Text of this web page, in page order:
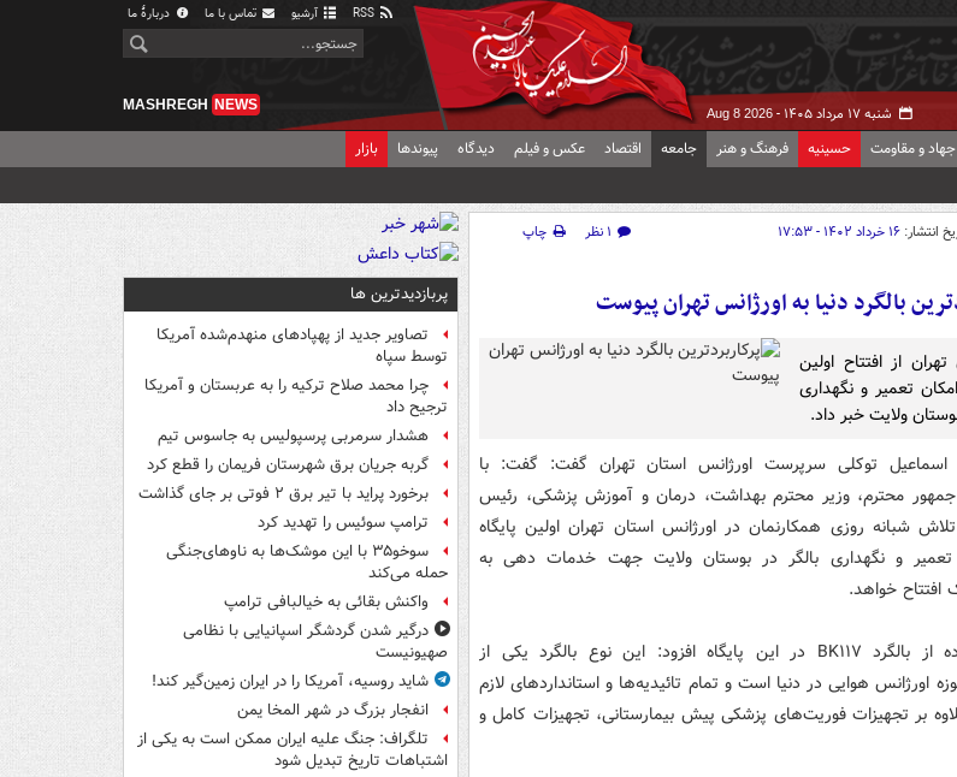
آرشیو تماس با ما دربارهٔ ما
شنبه ۱۷ مرداد ۱۴۰۵ - Aug 8 2026
MASHREGH NEWS
جهاد و مقاومت حسینیه فرهنگ و هنر جامعه اقتصاد عکس و فیلم دیدگاه پیوندها بازار
انتشار: ۱۶ خرداد ۱۴۰۲ - ۱۷:۵۳ ۱ نظر
چاپ
بالگرد دنیا به اورژانس تهران پیوست
از افتتاح اولین
تعمیر و نگهداری
ولایت خبر داد.
توکلی سرپرست اورژانس استان تهران گفت: گفت: با
محترم، وزیر محترم بهداشت، درمان و آموزش پزشکی، رئیس
شبانه روزی همکارنمان در اورژانس استان تهران اولین پایگاه
تعمیر و نگهداری بالگر در بوستان ولایت جهت خدمات دهی به
افتتاح خواهد.
توکلی با اشاره به استفاده از بالگرد BK۱۱۷ در این پایگاه افزود: این نوع بالگرد یکی از
اورژانس هوایی در دنیا است و تمام تائیدیه‌ها و استانداردهای لازم
بر تجهیزات فوریت‌های پزشکی پیش بیمارستانی، تجهیزات کامل و
پربازدیدترین ها
تصاویر جدید از پهپادهای منهدم‌شده آمریکا
توسط سپاه
چرا محمد صلاح ترکیه را به عربستان و آمریکا
ترجیح داد
هشدار سرمربی پرسپولیس به جاسوس تیم
گربه جریان برق شهرستان فریمان را قطع کرد
برخورد پراید با تیر برق ۲ فوتی بر جای گذاشت
ترامپ سوئیس را تهدید کرد
سوخو۳۵ با این موشک‌ها به ناوهای‌جنگی
حمله می‌کند
واکنش بقائی به خیالبافی ترامپ
درگیر شدن گردشگر اسپانیایی با نظامی
صهیونیست
شاید روسیه، آمریکا را در ایران زمین‌گیر کند!
انفجار بزرگ در شهر المخا یمن
تلگراف: جنگ علیه ایران ممکن است به یکی از
اشتباهات تاریخ تبدیل شود